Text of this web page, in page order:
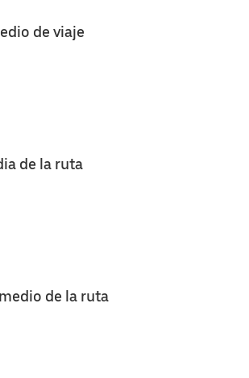
de viaje
de la ruta
de la ruta